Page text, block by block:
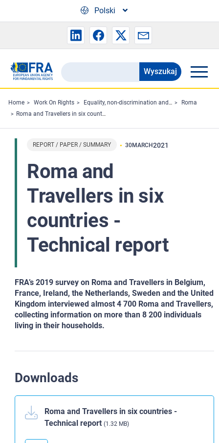
Polski
Search
the
FRA
website
Wyszukaj
Home Work On Rights Equality, non-discrimination and racism
Roma
Roma and Travellers in six countries - Technical report
REPORT / PAPER / SUMMARY 30MARCH2021
Roma and
Travellers in six
countries -
Technical report
FRA’s 2019 survey on Roma and Travellers in Belgium,
France, Ireland, the Netherlands, Sweden and the United
Kingdom interviewed almost 4 700 Roma and Travellers,
collecting information on more than 8 200 individuals
living in their households.
Downloads
Roma and Travellers in six countries -
Technical report (1.32 MB)